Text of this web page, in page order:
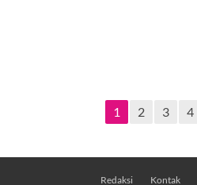
1 2 3 4
Redaksi Kontak